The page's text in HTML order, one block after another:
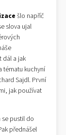
šlo napříč
slova ujal
dál a jak
tématu kuchyní
Sajdl. První
jak používat
se pustil do
přednášel